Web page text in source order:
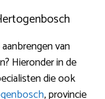
van
Hieronder in de
die ook
, provincie